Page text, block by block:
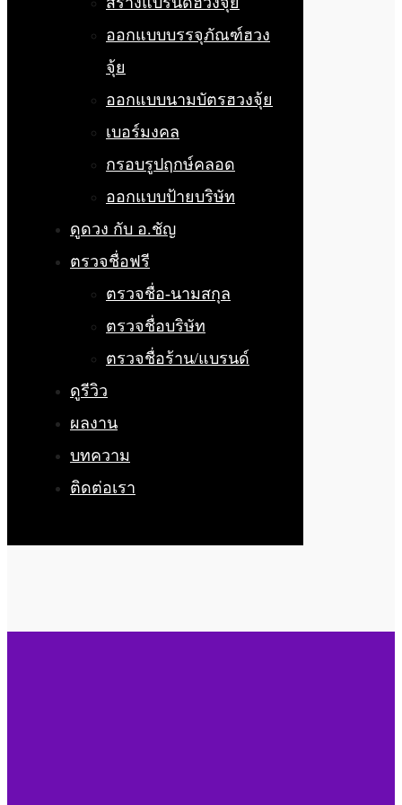
ออกแบบบรรจุภัณฑ์ฮวง
จุ้ย
ออกแบบนามบัตรฮวงจุ้ย
เบอร์มงคล
กรอบรูปฤกษ์คลอด
ออกแบบป้ายบริษัท
ดูดวง กับ อ.ชัญ
ตรวจชื่อฟรี
ตรวจชื่อ-นามสกุล
ตรวจชื่อบริษัท
ตรวจชื่อร้าน/แบรนด์
ดูรีวิว
ผลงาน
บทความ
ติดต่อเรา